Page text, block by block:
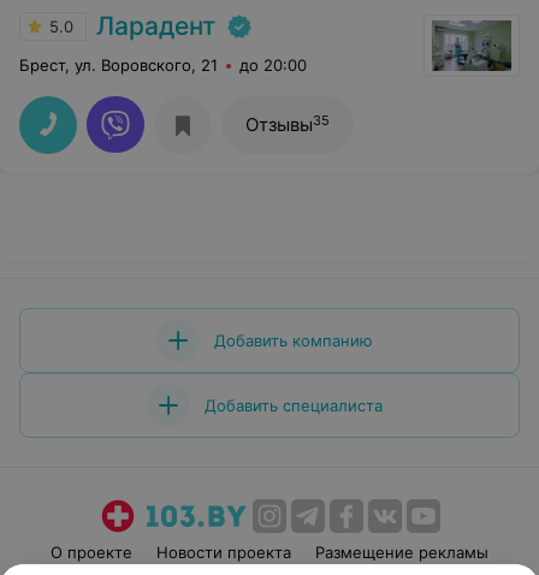
5.0 Ларадент
Брест, ул. Воровского, 21 до 20:00
Отзывы35
Добавить компанию
Добавить специалиста
О проекте Новости проекта Размещение рекламы